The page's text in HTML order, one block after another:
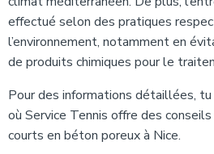
effectué selon des pratiques
l’environnement, notamment en
de produits chimiques pour le
Pour des informations détaillées,
où Service Tennis offre des
courts en béton poreux à Nice.